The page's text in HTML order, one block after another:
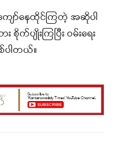
ကျော်နေထိုင်ကြတဲ့ အဆိုပါ
စိုက်ပျိုးကြပြီး ဝမ်းရေး
ပါတယ်။